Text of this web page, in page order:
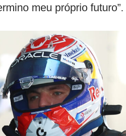
meu próprio futuro”.